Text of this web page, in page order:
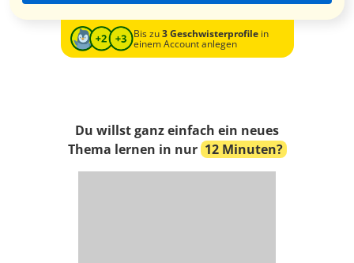
Bis zu3 Geschwisterprofilein
einem Account anlegen
Du willst ganz einfach ein neues
Thema lernen in nur 12 Minuten?